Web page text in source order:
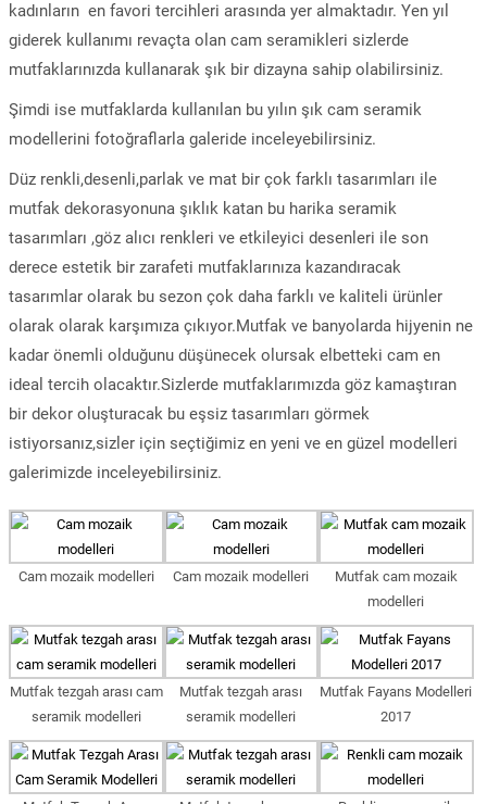
kadınların en favori tercihleri arasında yer almaktadır. Yen yıl
giderek kullanımı revaçta olan cam seramikleri sizlerde
mutfaklarınızda kullanarak şık bir dizayna sahip olabilirsiniz.
Şimdi ise mutfaklarda kullanılan bu yılın şık cam seramik
modellerini fotoğraflarla galeride inceleyebilirsiniz.
Düz renkli,desenli,parlak ve mat bir çok farklı tasarımları ile
mutfak dekorasyonuna şıklık katan bu harika seramik
tasarımları ,göz alıcı renkleri ve etkileyici desenleri ile son
derece estetik bir zarafeti mutfaklarınıza kazandıracak
tasarımlar olarak bu sezon çok daha farklı ve kaliteli ürünler
olarak olarak karşımıza çıkıyor.Mutfak ve banyolarda hijyenin ne
kadar önemli olduğunu düşünecek olursak elbetteki cam en
ideal tercih olacaktır.Sizlerde mutfaklarımızda göz kamaştıran
bir dekor oluşturacak bu eşsiz tasarımları görmek
istiyorsanız,sizler için seçtiğimiz en yeni ve en güzel modelleri
galerimizde inceleyebilirsiniz.
Cam mozaik modelleri Cam mozaik modelleri
Mutfak cam mozaik
modelleri
Mutfak tezgah arası cam
seramik modelleri
Mutfak tezgah arası
seramik modelleri
Mutfak Fayans Modelleri
2017